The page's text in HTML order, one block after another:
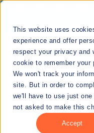
This website uses
experience and offer
respect your privacy and
cookie to remember your
We won't track your
site. But in order to
we'll have to use just
not asked to make this
Accept
Skip
content
Languages
Sobre
Divisiones